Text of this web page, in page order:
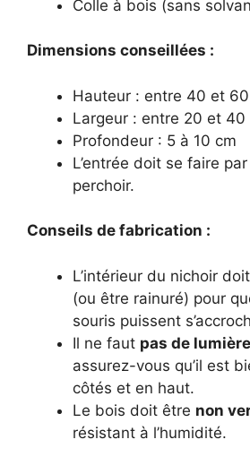
Colle à bois (sans
Dimensions conseillées :
Hauteur : entre 40 et
Largeur : entre 20 et 40
Profondeur : 5 à 10 cm
L’entrée doit se faire
perchoir.
Conseils de fabrication :
L’intérieur du nichoir
(ou être rainuré) pour
souris puissent
Il ne faut pas de lumière
assurez-vous qu’il est
côtés et en haut.
Le bois doit être non
résistant à l’humidité.